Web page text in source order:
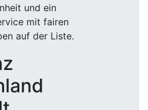
und ein
mit fairen
auf der Liste.